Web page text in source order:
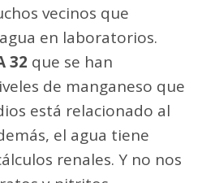
vecinos que
en laboratorios.
32 que se han
de manganeso que
está relacionado al
el agua tiene
renales. Y no nos